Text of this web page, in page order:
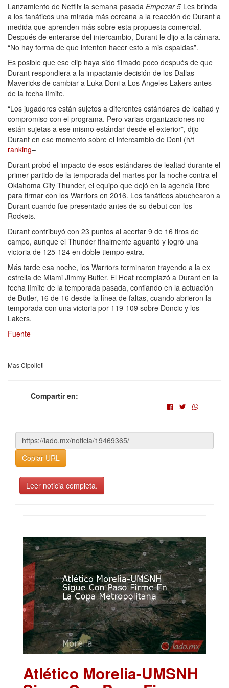
Lanzamiento de Netflix la semana pasada Empezar 5 Les brinda
a los fanáticos una mirada más cercana a la reacción de Durant a
medida que aprenden más sobre esta propuesta comercial.
Después de enterarse del intercambio, Durant le dijo a la cámara.
“No hay forma de que intenten hacer esto a mis espaldas”.
Es posible que ese clip haya sido filmado poco después de que
Durant respondiera a la impactante decisión de los Dallas
Mavericks de cambiar a Luka Doni a Los Angeles Lakers antes
de la fecha límite.
“Los jugadores están sujetos a diferentes estándares de lealtad y
compromiso con el programa. Pero varias organizaciones no
están sujetas a ese mismo estándar desde el exterior”, dijo
Durant en ese momento sobre el intercambio de Doni (h/t
ranking–
Durant probó el impacto de esos estándares de lealtad durante el
primer partido de la temporada del martes por la noche contra el
Oklahoma City Thunder, el equipo que dejó en la agencia libre
para firmar con los Warriors en 2016. Los fanáticos abuchearon a
Durant cuando fue presentado antes de su debut con los
Rockets.
Durant contribuyó con 23 puntos al acertar 9 de 16 tiros de
campo, aunque el Thunder finalmente aguantó y logró una
victoria de 125-124 en doble tiempo extra.
Más tarde esa noche, los Warriors terminaron trayendo a la ex
estrella de Miami Jimmy Butler. El Heat reemplazó a Durant en la
fecha límite de la temporada pasada, confiando en la actuación
de Butler, 16 de 16 desde la línea de faltas, cuando abrieron la
temporada con una victoria por 119-109 sobre Doncic y los
Lakers.
Fuente
Mas Cipolleti
Compartir en:
Copiar URL
Leer noticia completa.
Atlético Morelia-UMSNH